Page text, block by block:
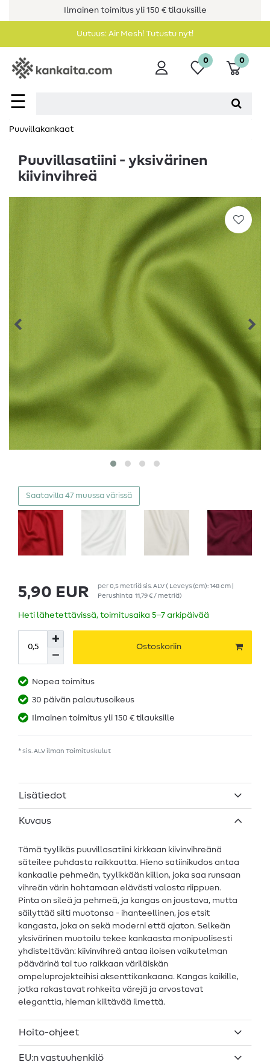
Ilmainen toimitus yli 150 € tilauksille
Uutuus: Air Mesh! Tutustu nyt!
☰
0 0
Puuvillakankaat
Puuvillasatiini - yksivärinen
kiivinvihreä
Saatavilla 47 muussa värissä
5,90 EUR per0,5 metriäsis. ALV( Leveys (cm): 148 cm |
Perushinta 11,79 € / metriä)
Heti lähetettävissä, toimitusaika 5–7 arkipäivää
Ostoskoriin
Nopea toimitus
30 päivän palautusoikeus
Ilmainen toimitus yli 150 € tilauksille
* sis. ALV ilman Toimituskulut
Lisätiedot
Kuvaus
Tämä tyylikäs puuvillasatiini kirkkaan kiivinvihreänä
säteilee puhdasta raikkautta. Hieno satiinikudos antaa
kankaalle pehmeän, tyylikkään kiillon, joka saa runsaan
vihreän värin hohtamaan elävästi valosta riippuen.
Pinta on sileä ja pehmeä, ja kangas on joustava, mutta
säilyttää silti muotonsa - ihanteellinen, jos etsit
kangasta, joka on sekä moderni että ajaton. Selkeän
yksivärinen muotoilu tekee kankaasta monipuolisesti
yhdisteltävän: kiivinvihreä antaa iloisen vaikutelman
päävärinä tai tuo raikkaan väriläiskän
ompeluprojekteihisi aksenttikankaana. Kangas kaikille,
jotka rakastavat rohkeita värejä ja arvostavat
eleganttia, hieman kiiltävää ilmettä.
Hoito-ohjeet
EU:n vastuuhenkilö